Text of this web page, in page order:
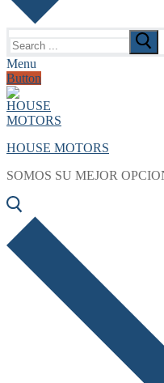
for:
Menu
Button
HOUSE MOTORS
SOMOS SU MEJOR